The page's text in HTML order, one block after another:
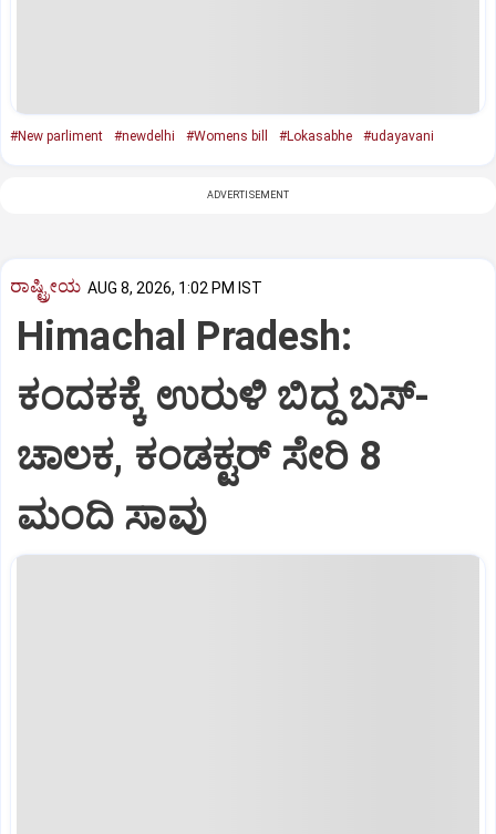
#New parliment #newdelhi #Womens bill #Lokasabhe #udayavani
ADVERTISEMENT
ರಾಷ್ಟ್ರೀಯ AUG 8, 2026, 1:02 PM IST
Himachal Pradesh:
ಕಂದಕಕ್ಕೆ ಉರುಳಿ ಬಿದ್ದ ಬಸ್-‌
ಚಾಲಕ, ಕಂಡಕ್ಟರ್‌ ಸೇರಿ 8
ಮಂದಿ ಸಾವು